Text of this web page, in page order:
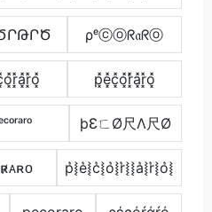
ρᵉⓒⓞᖇ𝔞ᖇⓞ
p͓̽e͓̽c͓̽o͓̽r͓̽̾a͓̽r͓̽o͓̽
þƐㄈØ尺Λ尺Ø
p͛⦚e͛⦚c͛⦚o͛⦚r͛⦚⦚a͛⦚r͛⦚o͛⦚